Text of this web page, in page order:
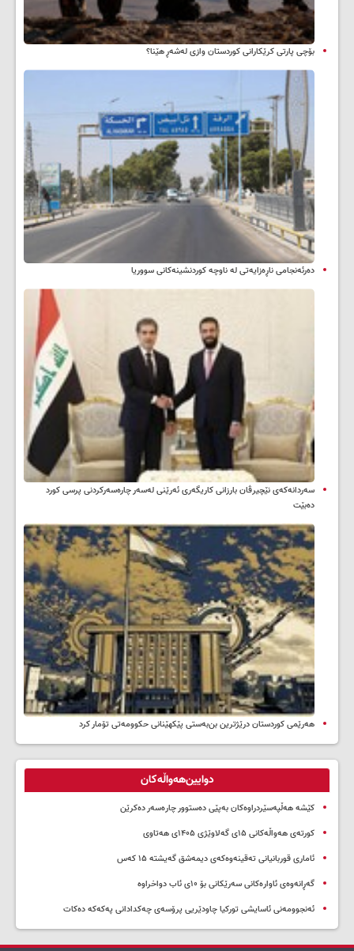
بۆچی پارتی کرێکارانی کوردستان وازی لەشەڕ هێنا؟
دەرئەنجامی ناڕەزایەتی لە ناوچە کوردنشینەکانی سووریا
سه‌ردانه‌کەی نێچیرڤان بارزانی كاریگه‌ری ئه‌رێنی له‌سه‌ر چاره‌سه‌ركردنی پرسی كورد
ده‌بێت
هەرێمی کوردستان درێژترین بن‌بەستی پێکهێنانی حکوومەتی تۆمار کرد
دوایین‌هەواڵەکان
کێشە هەڵپەسێردراوەکان بەپێی دەستوور چارەسەر دەکرێن
کورتەی هەواڵەکانی ۱۵ی گەلاوێژی ۱۴۰۵ی هەتاوی
ئاماری قوربانیانی تەقینەوەکەی دیمەشق گەیشتە ۱۵ کەس
گەڕانەوەی ئاوارەکانی سەرێکانی بۆ ۱۰ی ئاب دواخراوە
ئەنجوومەنی ئاسایشی تورکیا چاودێریی پرۆسەی چەکدادانی پەکەکە دەکات